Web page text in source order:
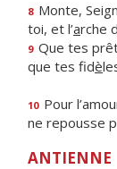
8 Monte,
toi, et l’arche
9 Que tes
que tes fidè
10 Pour
ne repousse
ANTIENNE